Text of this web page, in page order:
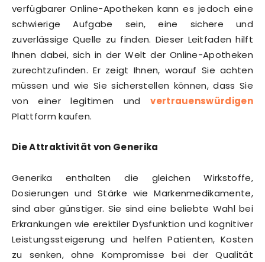
verfügbarer Online-Apotheken kann es jedoch eine
schwierige Aufgabe sein, eine sichere und
zuverlässige Quelle zu finden. Dieser Leitfaden hilft
Ihnen dabei, sich in der Welt der Online-Apotheken
zurechtzufinden. Er zeigt Ihnen, worauf Sie achten
müssen und wie Sie sicherstellen können, dass Sie
von einer legitimen undvertrauenswürdigen
Plattform kaufen.
Die Attraktivität von Generika
Generika enthalten die gleichen Wirkstoffe,
Dosierungen und Stärke wie Markenmedikamente,
sind aber günstiger. Sie sind eine beliebte Wahl bei
Erkrankungen wie erektiler Dysfunktion und kognitiver
Leistungssteigerung und helfen Patienten, Kosten
zu senken, ohne Kompromisse bei der Qualität